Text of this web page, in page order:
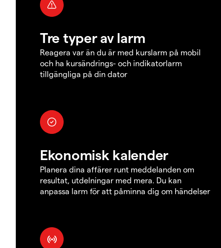
Tre typer av larm
Reagera var än du är med kurslarm på mobil
och ha kursändrings- och indikatorlarm
tillgängliga på din dator
Ekonomisk kalender
Planera dina affärer runt meddelanden om
resultat, utdelningar med mera. Du kan
anpassa larm för att påminna dig om händelser